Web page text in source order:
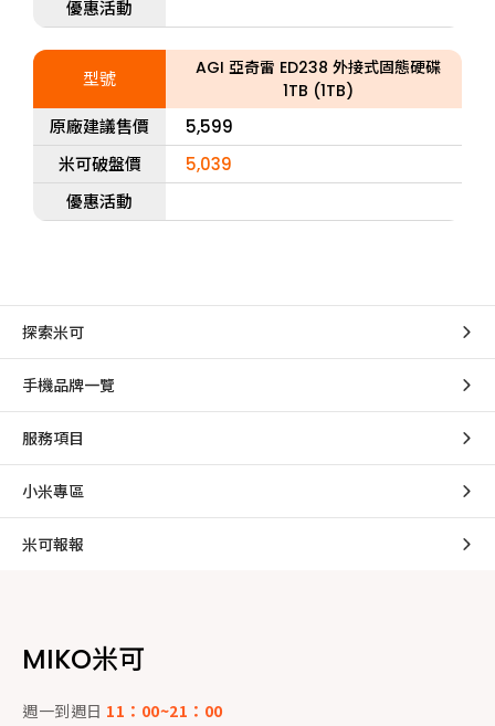
優惠活動
型號
AGI 亞奇雷 ED238 外接式固態硬碟
1TB (1TB)
原廠建議售價
5,599
米可破盤價
5,039
優惠活動
探索米可
手機品牌一覽
服務項目
小米專區
米可報報
MIKO米可
週一到週日 11：00~21：00